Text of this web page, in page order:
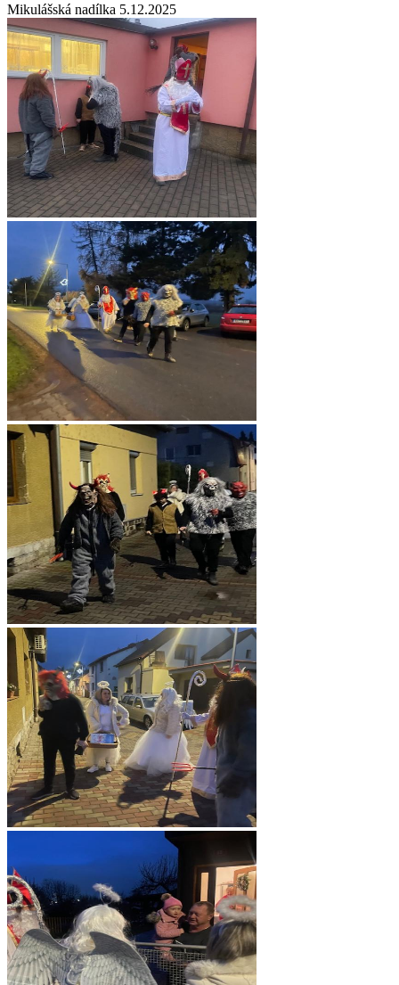
Mikulášská nadílka 5.12.2025